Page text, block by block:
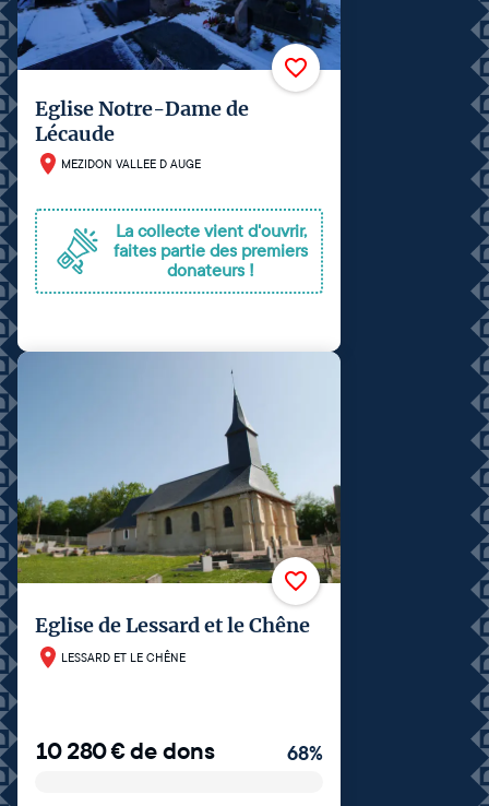
Eglise Notre-Dame de
Lécaude
MEZIDON VALLEE D AUGE
La collecte vient d'ouvrir,
faites partie des premiers
donateurs !
Eglise de Lessard et le Chêne
LESSARD ET LE CHÊNE
10 280€de dons 68%